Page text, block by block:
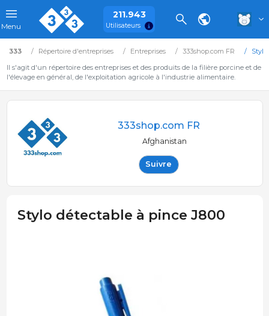
Menu
211.943
Utilisateurs
333 Répertoire d'entreprises Entreprises 333shop.com FR
Il s'agit d'un répertoire des entreprises et des produits de la filière porcine et de
l'élevage en général, de l'exploitation agricole à l'industrie alimentaire.
333shop.com FR
Afghanistan
Suivre
Stylo détectable à pince J800